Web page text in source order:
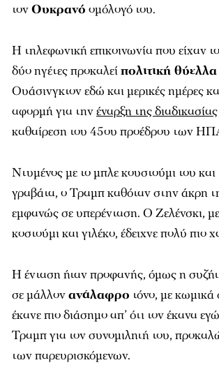
τονΟυκρανό ομόλογό του.
Η τηλεφωνική επικοινωνία που είχαν
δύο ηγέτες προκαλείπολιτική θύελλα
Ουάσινγκτον εδώ και μερικές ημέρες
αφορμή για τηνέναρξη της διαδικασίας
καθαίρεση του 45ου προέδρου των
Ντυμένος με το μπλε κουστούμι του και
γραβάτα, ο Τραμπ καθόταν στην άκρη
εμφανώς σε υπερένταση. Ο Ζελένσκι,
κοστούμι και γιλέκο, έδειχνε πολύ πιο
Η ένταση ήταν προφανής, όμως η
σε μάλλονανάλαφρο τόνο, με κωμικά
έκανε πιο διάσημο απ’ ότι τον έκανα
Τραμπ για τον συνομιλητή του,
των παρευρισκόμενων.